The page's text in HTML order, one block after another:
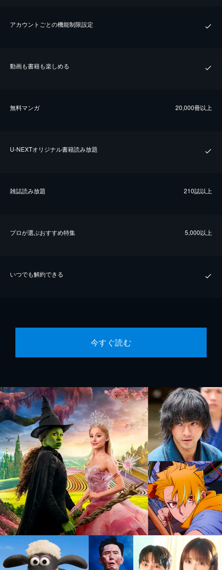
アカウントごとの機能制限設定
動画も書籍も楽しめる
無料マンガ 20,000冊以上
U-NEXTオリジナル書籍読み放題
雑誌読み放題 210誌以上
プロが選ぶおすすめ特集 5,000以上
いつでも解約できる
今すぐ読む